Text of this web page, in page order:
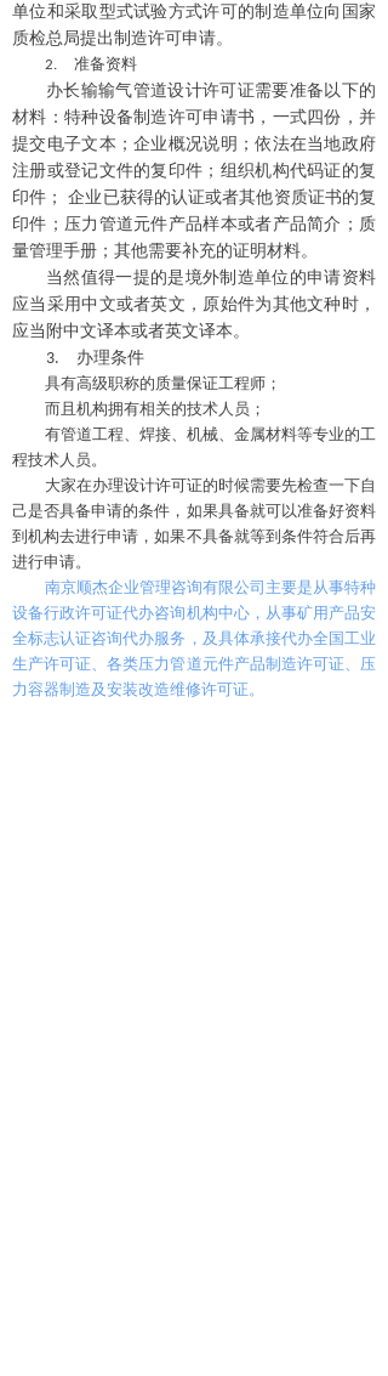
单位和采取型式试验方式许可的制造单位向国家
质检总局提出制造许可申请。
2.
准备资料
办长输输气管道设计许可证需要准备以下的
材料： 特种设备制造许可申请书 ， 一式四份，并
提交电子文本；企业概况说明；依法在当地政府
注册或登记文件的复印件；组织机构代码证 的复
印件； 企业已获得的认证或者其他资质证书的复
印件；压力管道元件产品样本或者产品简介；质
量管理手册；其他需要补充的证明材料。
当然值得一提的是境外制造单位的申请资料
应当采用中文或者英文，原始件为其他文种时，
应当附中文译本或者英文译本。
3.
办理条件
具有高级职称的质量保证工程师；
而且机构拥有相关的技术人员；
有管道工程、焊接、机械、金属材料等专业的工
程技术人员。
大家在办理设计许可证的时候需要先检查一下自
己是否具备申请的条件，如果具备就可以准备好资料
到机构去进行申请，如果不具备就等到条件符合后再
进行申请。
南京顺杰企业管理咨询有限公司主要是从事特种
设备行政许可证代办咨询机构中心，从事矿用产品安
全标志认证咨询代办服务，及具体承接代办全国工业
生产许可证、各类压力管道元件产品制造许可证、压
力容器制造及安装改造维修许可证。